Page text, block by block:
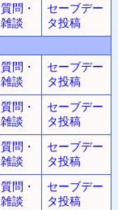
質問・
雑談
セーブデー
タ投稿
質問・
雑談
セーブデー
タ投稿
質問・
雑談
セーブデー
タ投稿
質問・
雑談
セーブデー
タ投稿
質問・
雑談
セーブデー
タ投稿